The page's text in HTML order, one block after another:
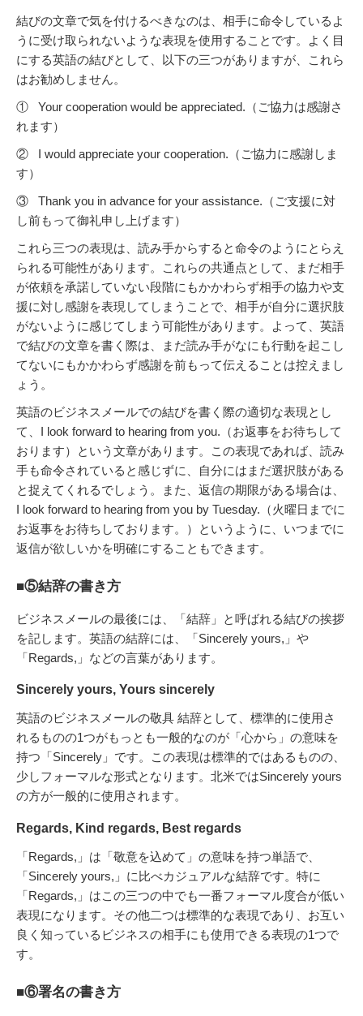
結びの文章で気を付けるべきなのは、相手に命令しているよ
うに受け取られないような表現を使用することです。よく目
にする英語の結びとして、以下の三つがありますが、これら
はお勧めしません。
① Your cooperation would be appreciated.（ご協力は感謝さ
れます）
② I would appreciate your cooperation.（ご協力に感謝しま
す）
③ Thank you in advance for your assistance.（ご支援に対
し前もって御礼申し上げます）
これら三つの表現は、読み手からすると命令のようにとらえ
られる可能性があります。これらの共通点として、まだ相手
が依頼を承諾していない段階にもかかわらず相手の協力や支
援に対し感謝を表現してしまうことで、相手が自分に選択肢
がないように感じてしまう可能性があります。よって、英語
で結びの文章を書く際は、まだ読み手がなにも行動を起こし
てないにもかかわらず感謝を前もって伝えることは控えまし
ょう。
英語のビジネスメールでの結びを書く際の適切な表現とし
て、I look forward to hearing from you.（お返事をお待ちして
おります）という文章があります。この表現であれば、読み
手も命令されていると感じずに、自分にはまだ選択肢がある
と捉えてくれるでしょう。また、返信の期限がある場合は、
I look forward to hearing from you by Tuesday.（火曜日までに
お返事をお待ちしております。）というように、いつまでに
返信が欲しいかを明確にすることもできます。
■⑤結辞の書き方
ビジネスメールの最後には、「結辞」と呼ばれる結びの挨拶
を記します。英語の結辞には、「Sincerely yours,」や
「Regards,」などの言葉があります。
Sincerely yours, Yours sincerely
英語のビジネスメールの敬具 結辞として、標準的に使用さ
れるものの1つがもっとも一般的なのが「心から」の意味を
持つ「Sincerely」です。この表現は標準的ではあるものの、
少しフォーマルな形式となります。北米ではSincerely yours
の方が一般的に使用されます。
Regards, Kind regards, Best regards
「Regards,」は「敬意を込めて」の意味を持つ単語で、
「Sincerely yours,」に比べカジュアルな結辞です。特に
「Regards,」はこの三つの中でも一番フォーマル度合が低い
表現になります。その他二つは標準的な表現であり、お互い
良く知っているビジネスの相手にも使用できる表現の1つで
す。
■⑥署名の書き方